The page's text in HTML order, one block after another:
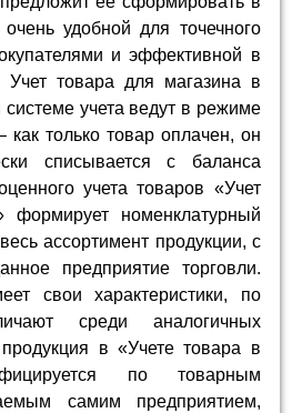
удобной для точечного
и эффективной в
товара для магазина в
учета ведут в режиме
как только товар оплачен, он
списывается с баланса
учета товаров «Учет
формирует номенклатурный
ассортимент продукции, с
предприятие торговли.
свои характеристики, по
среди аналогичных
в «Учете товара в
по товарным
самим предприятием,